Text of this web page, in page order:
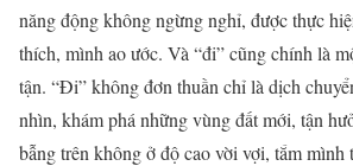
năng động không ngừng nghỉ, được thực
thích, mình ao ước. Và “đi” cũng chính là
tận. “Đi” không đơn thuần chỉ là dịch
nhìn, khám phá những vùng đất mới, tận
bẫng trên không ở độ cao vời vợi, tắm mình